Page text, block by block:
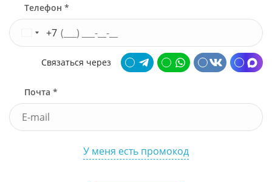
Телефон *
+7
Связаться через
Почта *
У меня есть промокод